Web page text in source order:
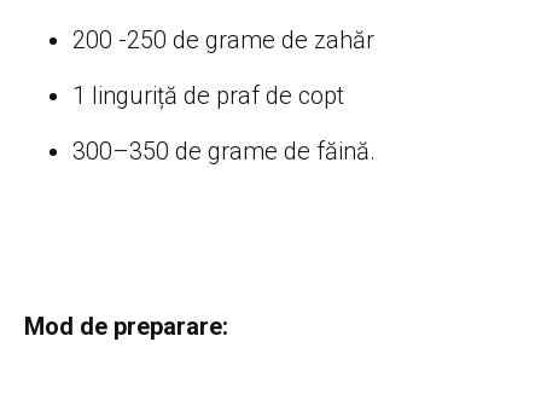
200 -250 de grame de zahăr
1 linguriță de praf de copt
300–350 de grame de făină.
Mod de preparare: